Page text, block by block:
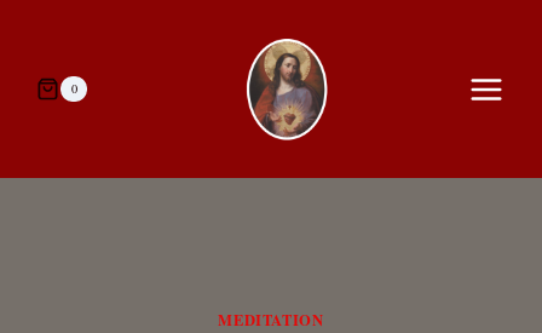
springen0
MEDITATION